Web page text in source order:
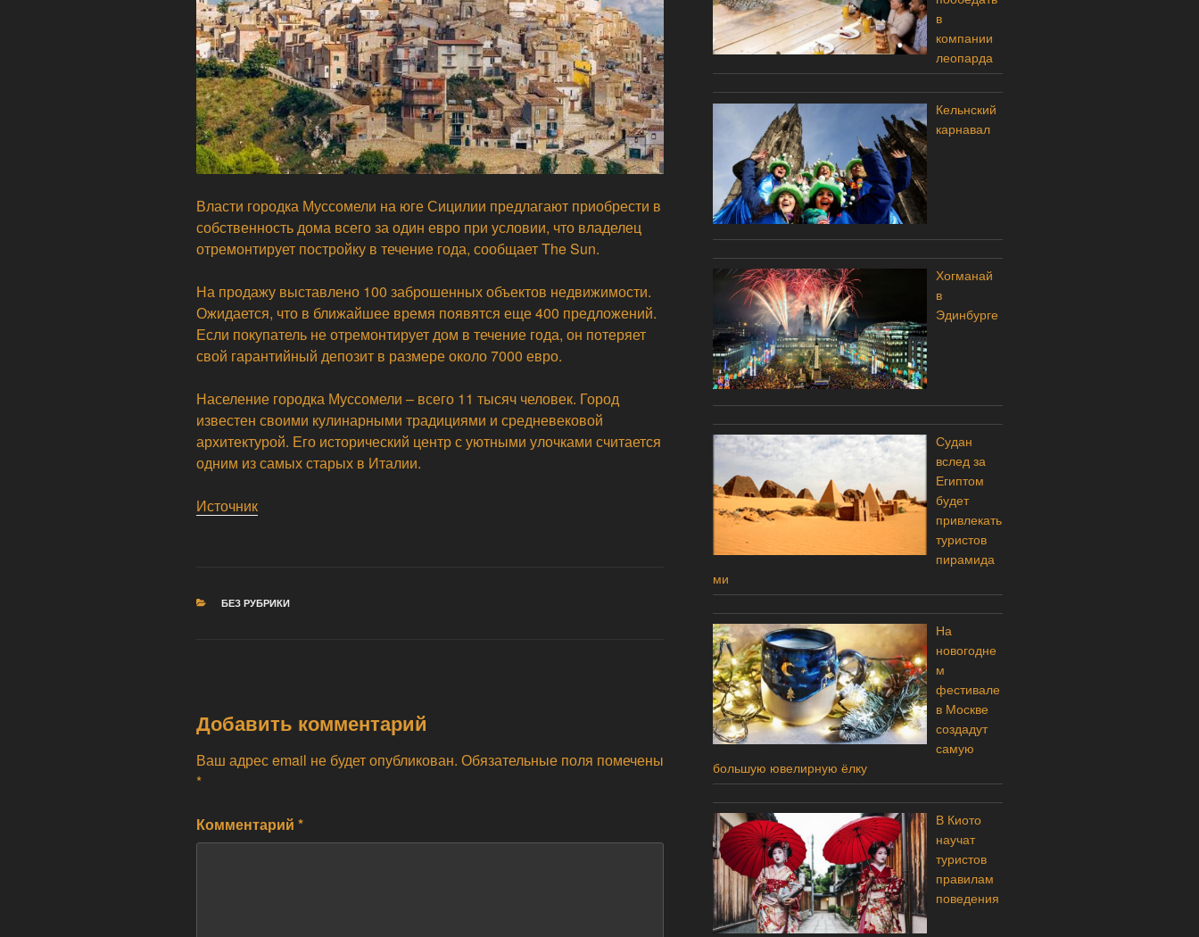
Власти городка Муссомели на юге Сицилии предлагают приобрести в
собственность дома всего за один евро при условии, что владелец
отремонтирует постройку в течение года, сообщает The Sun.
На продажу выставлено 100 заброшенных объектов недвижимости.
Ожидается, что в ближайшее время появятся еще 400 предложений.
Если покупатель не отремонтирует дом в течение года, он потеряет
свой гарантийный депозит в размере около 7000 евро.
Население городка Муссомели – всего 11 тысяч человек. Город
известен своими кулинарными традициями и средневековой
архитектурой. Его исторический центр с уютными улочками считается
одним из самых старых в Италии.
Источник
РУБРИКИ
БЕЗ РУБРИКИ
Добавить комментарий
Ваш адрес email не будет опубликован. Обязательные поля помечены
*
Комментарий *
в
компании
леопарда
Кельнский
карнавал
Хогманай
в
Эдинбурге
Судан
вслед за
Египтом
будет
привлекать
туристов
пирамида
ми
На
новогодне
м
фестивале
в Москве
создадут
самую
большую ювелирную ёлку
В Киото
научат
туристов
правилам
поведения